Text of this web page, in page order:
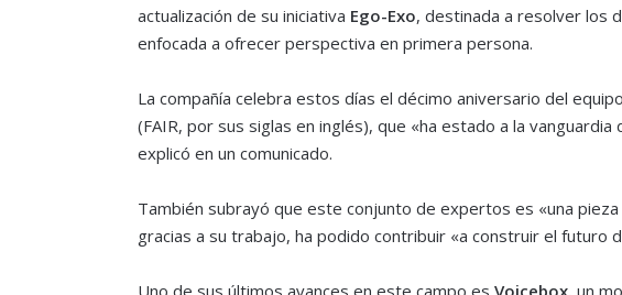
actualización de su iniciativa Ego-Exo, destinada a resolver los
enfocada a ofrecer perspectiva en primera persona.
La compañía celebra estos días el décimo aniversario del
(FAIR, por sus siglas en inglés), que «ha estado a la
explicó en un comunicado.
También subrayó que este conjunto de expertos es «una
gracias a su trabajo, ha podido contribuir «a construir el futuro
Uno de sus últimos avances en este campo es Voicebox, un